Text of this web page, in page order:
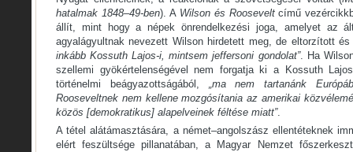
hatalmak 1848–49-ben). A Wilson és Rooseveltcímű
állít, mint hogy a népek önrendelkezési joga, amelyet az
agyalágyultnak nevezett Wilson hirdetett meg, de eltorzított
inkább Kossuth Lajos-i, mintsem jeffersoni gondolat”. Ha
szellemi gyökértelenségével nem forgatja ki a Kossuth
történelmi beágyazottságából, „ma nem tartanánk
Rooseveltnek nem kellene mozgósítania az amerikai
közös [demokratikus] alapelveinek féltése miatt”.
A tétel alátámasztására, a német–angolszász ellentéteknek
elért feszültsége pillanatában, a Magyar Nemzet